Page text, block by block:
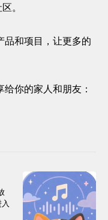
。
品和项目，让更多的
你的家人和朋友：